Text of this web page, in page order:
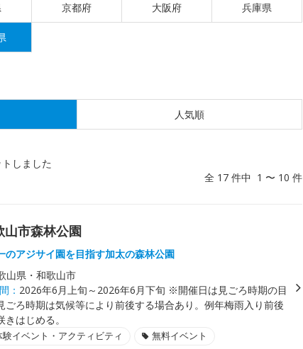
京都府 大阪府 兵庫県
人気順
しました
全 17 件中 1 〜 10 件
山市森林公園
のアジサイ園を目指す加太の森林公園
山県・和歌山市
： 2026年6月上旬～2026年6月下旬 ※開催日は見ごろ時期の目
ごろ時期は気候等により前後する場合あり。例年梅雨入り前後
きはじめる。
験イベント・アクティビティ 無料イベント